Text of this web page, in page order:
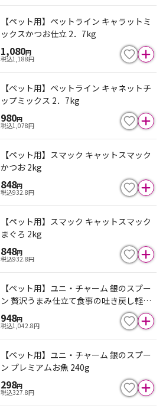
【ペット用】ペットライン キャラットミ
ックスかつお仕立 2．7kg
1,080円
税込1,188円
【ペット用】ペットライン キャネットチ
ップミックス 2．7kg
980円
税込1,078円
【ペット用】スマック キャットスマック
かつお 2kg
848円
税込932.8円
【ペット用】スマック キャットスマック
まぐろ 2kg
848円
税込932.8円
【ペット用】ユニ・チャーム 銀のスプー
ン 贅沢うまみ仕立て食事の吐き戻し軽減
フード 1．1kg
948円
税込1,042.8円
【ペット用】ユニ・チャーム 銀のスプー
ン プレミアムお魚 240g
298円
税込327.8円